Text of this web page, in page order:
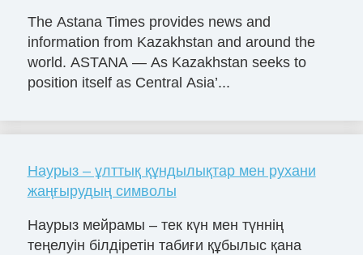
The Astana Times provides news and
information from Kazakhstan and around the
world. ASTANA — As Kazakhstan seeks to
position itself as Central Asia’...
Наурыз – ұлттық құндылықтар мен рухани
жаңғырудың символы
Наурыз мейрамы – тек күн мен түннің
теңелуін білдіретін табиғи құбылыс қана